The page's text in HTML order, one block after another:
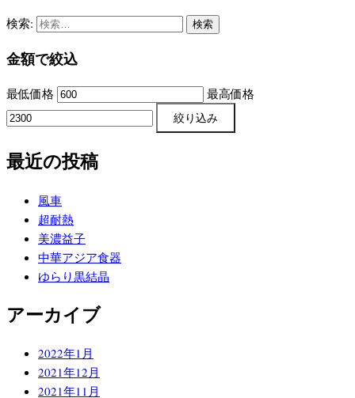
検索:
金額で絞込
最低価格 最高価格
絞り込み
最近の投稿
風車
超耐熱
美濃益子
中華アジア食器
ゆらり黒結晶
アーカイブ
2022年1月
2021年12月
2021年11月